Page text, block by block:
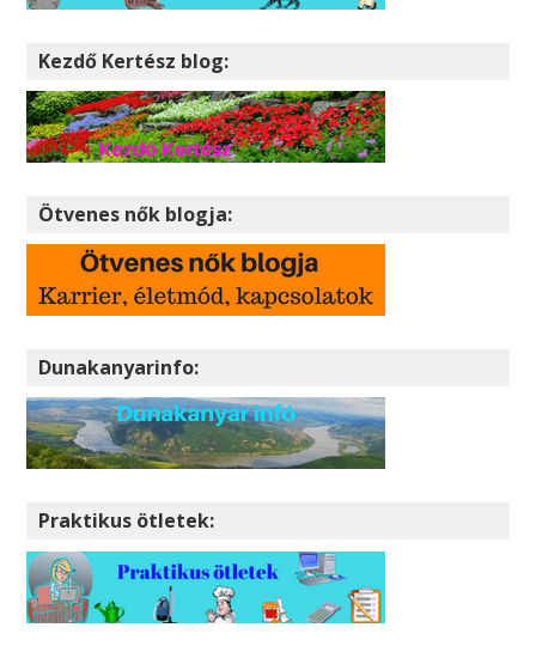
Kezdő Kertész blog:
Ötvenes nők blogja:
Dunakanyarinfo:
Praktikus ötletek: